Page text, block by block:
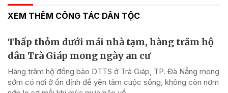
XEM THÊM CÔNG TÁC DÂN TỘC
Thấp thỏm dưới mái nhà tạm, hàng trăm hộ
dân Trà Giáp mong ngày an cư
Hàng trăm hộ đồng bào DTTS ở Trà Giáp, TP. Đà Nẵng mong
sớm có nơi ở ổn định để yên tâm cuộc sống, không còn nơm